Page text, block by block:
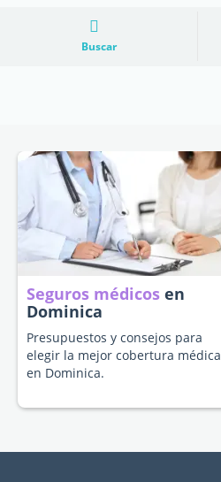
Buscar
Seguros médicos en
Dominica
Presupuestos y consejos para
elegir la mejor cobertura médica
en Dominica.